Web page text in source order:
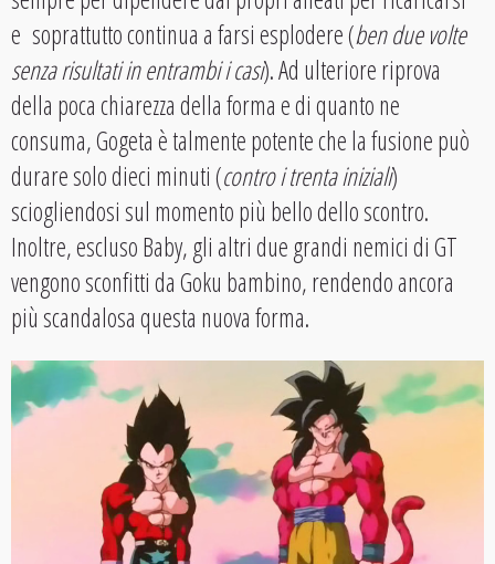
e soprattutto continua a farsi esplodere (ben due volte
senza risultati in entrambi i casi). Ad ulteriore riprova
della poca chiarezza della forma e di quanto ne
consuma, Gogeta è talmente potente che la fusione può
durare solo dieci minuti (contro i trenta iniziali)
sciogliendosi sul momento più bello dello scontro.
Inoltre, escluso Baby, gli altri due grandi nemici di GT
vengono sconfitti da Goku bambino, rendendo ancora
più scandalosa questa nuova forma.